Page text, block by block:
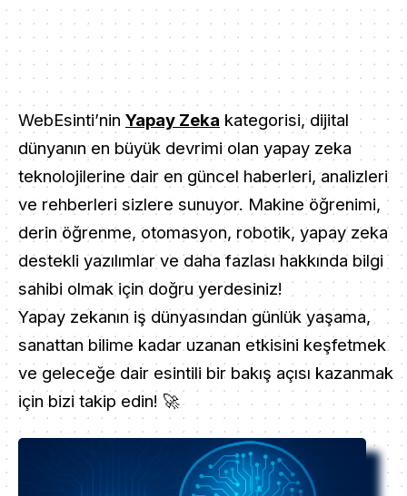
WebEsinti’nin Yapay Zeka kategorisi, dijital
dünyanın en büyük devrimi olan yapay zeka
teknolojilerine dair en güncel haberleri, analizleri
ve rehberleri sizlere sunuyor. Makine öğrenimi,
derin öğrenme, otomasyon, robotik, yapay zeka
destekli yazılımlar ve daha fazlası hakkında bilgi
sahibi olmak için doğru yerdesiniz!
Yapay zekanın iş dünyasından günlük yaşama,
sanattan bilime kadar uzanan etkisini keşfetmek
ve geleceğe dair esintili bir bakış açısı kazanmak
için bizi takip edin! 🚀